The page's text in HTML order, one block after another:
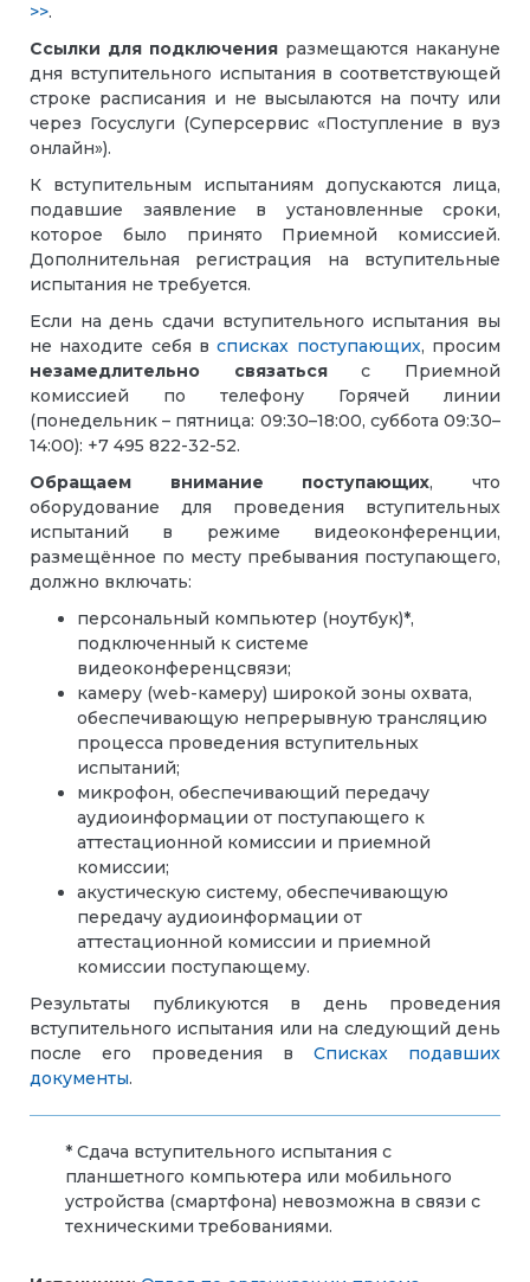
>>.
Ссылки для подключения размещаются накануне
дня вступительного испытания в соответствующей
строке расписания и не высылаются на почту или
через Госуслуги (Суперсервис «Поступление в вуз
онлайн»).
К вступительным испытаниям допускаются лица,
подавшие заявление в установленные сроки,
которое было принято Приемной комиссией.
Дополнительная регистрация на вступительные
испытания не требуется.
Если на день сдачи вступительного испытания вы
не находите себя всписках поступающих, просим
незамедлительно связатьсяс Приемной
комиссией по телефону Горячей линии
(понедельник – пятница: 09:30–18:00, суббота 09:30–
14:00): +7 495 822-32-52.
Обращаем внимание поступающих, что
оборудование для проведения вступительных
испытаний в режиме видеоконференции,
размещённое по месту пребывания поступающего,
должно включать:
персональный компьютер (ноутбук)*,
подключенный к системе
видеоконференцсвязи;
камеру (web-камеру) широкой зоны охвата,
обеспечивающую непрерывную трансляцию
процесса проведения вступительных
испытаний;
микрофон, обеспечивающий передачу
аудиоинформации от поступающего к
аттестационной комиссии и приемной
комиссии;
акустическую систему, обеспечивающую
передачу аудиоинформации от
аттестационной комиссии и приемной
комиссии поступающему.
Результаты публикуются в день проведения
вступительного испытания или на следующий день
после его проведения в Списках подавших
документы.
* Сдача вступительного испытания с
планшетного компьютера или мобильного
устройства (смартфона) невозможна в связи с
техническими требованиями.